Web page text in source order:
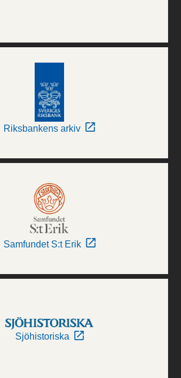
Riksbankens arkiv
Samfundet S:t Erik
Sjöhistoriska